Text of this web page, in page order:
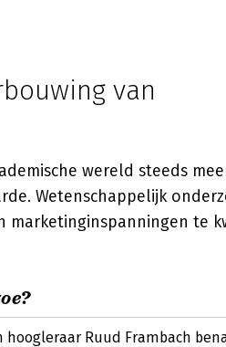
van
wereld steeds
Wetenschappelijk
te
hoogleraar Ruud Frambach